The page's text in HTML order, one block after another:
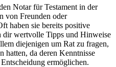
Notar für Testament in der
von Freunden oder
haben sie bereits positive
dir wertvolle Tipps und Hinweise
diejenigen um Rat zu fragen,
hatten, da deren Kenntnisse
ermöglichen.